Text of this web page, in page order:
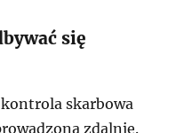
się
skarbowa
zdalnie.